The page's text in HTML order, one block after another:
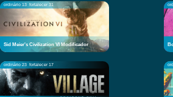
ordinário 13 fortalecer 31
Sid Meier's Civilization VI Modificador
ordinário 23 fortalecer 17